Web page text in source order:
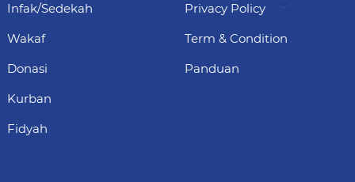
Infak/Sedekah
Wakaf
Donasi
Kurban
Fidyah
Privacy Policy
Term & Condition
Panduan